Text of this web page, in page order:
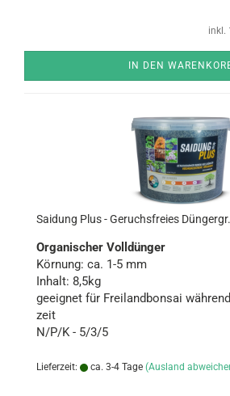
inkl.
IN DEN
Sai­dung Plus - Ge­ruchs­frei­es
Or­ga­ni­scher Voll­dün­ger
Kör­nung: ca. 1-5 mm
In­halt: 8,5kg
ge­eig­net für Frei­land­bon­sai
zeit
N/P/K - 5/3/5
Lieferzeit: ca. 3-4 Tage (Ausland